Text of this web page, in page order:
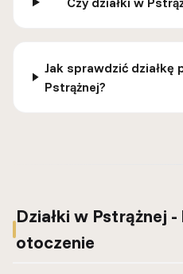
Jak sprawdzić działkę
Pstrążnej?
Działki w Pstrążnej
otoczenie